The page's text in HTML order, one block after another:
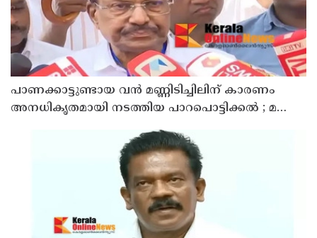
പാണക്കാട്ടുണ്ടായ വൻ മണ്ണിടിച്ചിലിന് കാരണം
അനധികൃതമായി നടത്തിയ പാറപൊട്ടിക്കൽ ; മന്ത്രി